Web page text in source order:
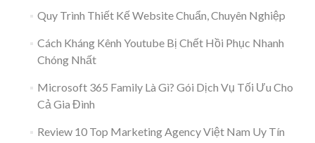
Quy Trình Thiết Kế Website Chuẩn, Chuyên Nghiệp
Cách Kháng Kênh Youtube Bị Chết Hồi Phục Nhanh
Chóng Nhất
Microsoft 365 Family Là Gì? Gói Dịch Vụ Tối Ưu Cho
Cả Gia Đình
Review 10 Top Marketing Agency Việt Nam Uy Tín